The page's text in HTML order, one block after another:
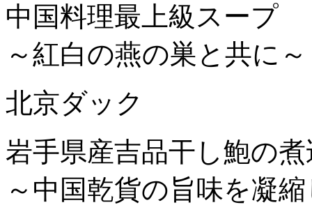
中国料理最上級スープ
～紅白の燕の巣と共に～
北京ダック
岩手県産吉品干し鮑の
～中国乾貨の旨味を凝